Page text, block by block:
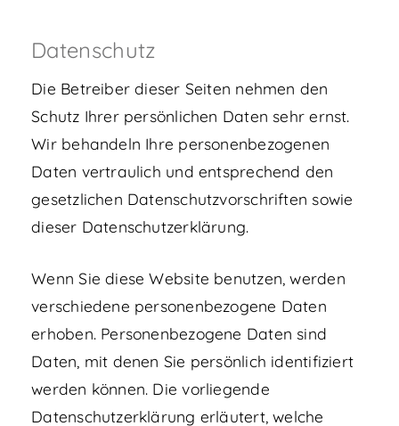
Datenschutz
Die Betreiber dieser Seiten nehmen den
Schutz Ihrer persönlichen Daten sehr ernst.
Wir behandeln Ihre personenbezogenen
Daten vertraulich und entsprechend den
gesetzlichen Datenschutzvorschriften sowie
dieser Datenschutzerklärung.
Wenn Sie diese Website benutzen, werden
verschiedene personenbezogene Daten
erhoben. Personenbezogene Daten sind
Daten, mit denen Sie persönlich identifiziert
werden können. Die vorliegende
Datenschutzerklärung erläutert, welche